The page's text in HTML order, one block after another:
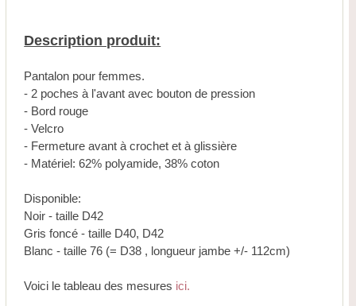
Description produit:
Pantalon pour femmes.
- 2 poches à l'avant avec bouton de pression
- Bord rouge
- Velcro
- Fermeture avant à crochet et à glissière
- Matériel: 62% polyamide, 38% coton
Disponible:
Noir - taille D42
Gris foncé - taille D40, D42
Blanc - taille 76 (= D38 , longueur jambe +/- 112cm)
Voici le tableau des mesures ici.